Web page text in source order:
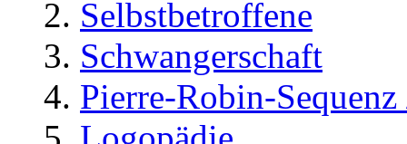
Selbstbetroffene
Schwangerschaft
Pierre-Robin-